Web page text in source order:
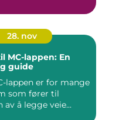
28. nov
MC-lappen: En
guide
lappen er for mange
som fører til
av å legge veie...